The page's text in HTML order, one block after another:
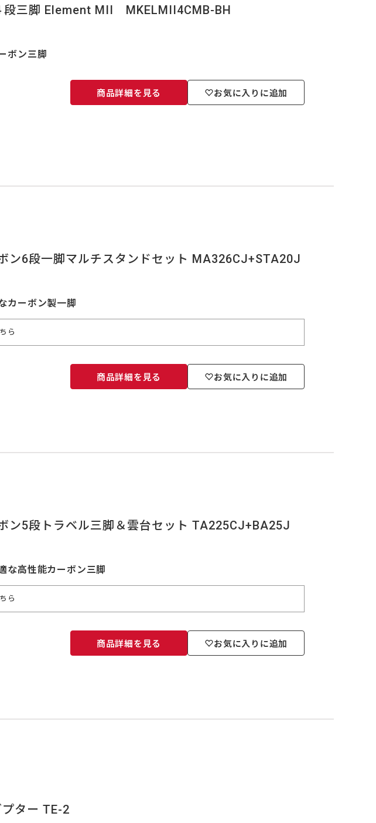
三脚 Element MII MKELMII4CMB-BH
ボン三脚
商品詳細を見る お気に入りに追加
ン6段一脚マルチスタンドセット MA326CJ+STA20J
カーボン製一脚
ら
商品詳細を見る お気に入りに追加
ン5段トラベル三脚＆雲台セット TA225CJ+BA25J
な高性能カーボン三脚
ら
商品詳細を見る お気に入りに追加
ター TE-2